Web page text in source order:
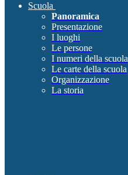
Scuola
Panoramica
Presentazione
I luoghi
Le persone
I numeri della scuola
Le carte della scuola
Organizzazione
La storia